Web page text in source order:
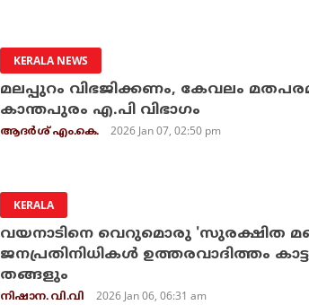
KERALA NEWS
മലപ്പുറം വിഭജിക്കണം, കേവലം
കാന്തപുരം എ.പി വിഭാഗം
ആദർശ് എം.കെ. 2026 Jan 07, 02:50 pm
KERALA
വയനാടിനെ വെറുമൊരു 'സുരക്ഷിത
ജനപ്രതിനിധികള്‍ ഉത്തരവാദിത്തം
തങ്ങളും
നിഷാന. വി.വി 2026 Jan 06, 06:31 am